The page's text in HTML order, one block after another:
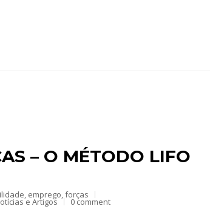
– O MÉTODO LIFO
, emprego,forças
e Artigos 0 comment